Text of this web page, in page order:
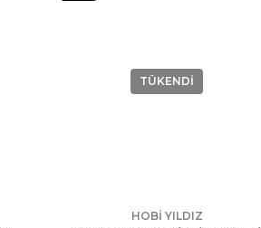
TÜKENDİ
HOBİ YILDIZ